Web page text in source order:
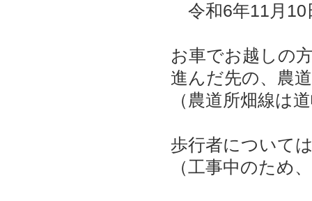
令和6年11月
お車でお越しの
進んだ先の、農
（農道所畑線は
歩行者について
（工事中のため